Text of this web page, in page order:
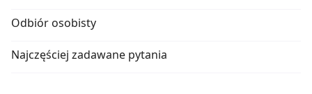
Odbiór osobisty
Najczęściej zadawane pytania